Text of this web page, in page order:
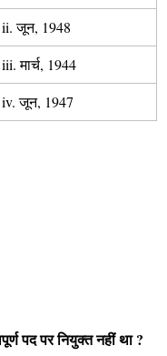
ii. जून, 1948
iii. मार्च, 1944
iv. जून, 1947
पद पर नियुक्त नहीं था ?